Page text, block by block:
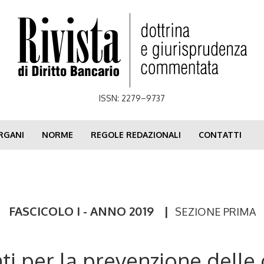
ISSN: 2279–9737
NORME REGOLE REDAZIONALI CONTATTI
FASCICOLO I - ANNO 2019 | SEZIONE PRIMA